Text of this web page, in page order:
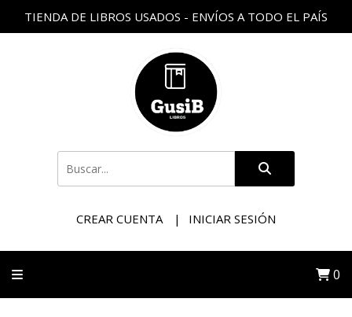
TIENDA DE LIBROS USADOS - ENVÍOS A TODO EL PAÍS
CREAR CUENTA INICIAR SESIÓN
0